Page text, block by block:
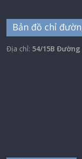
Bản đồ chỉ
Địa chỉ: 54/15B Đường